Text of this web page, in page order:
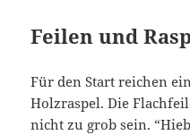
Feilen und
Für den Start reichen
Holzraspel. Die
nicht zu grob sein.